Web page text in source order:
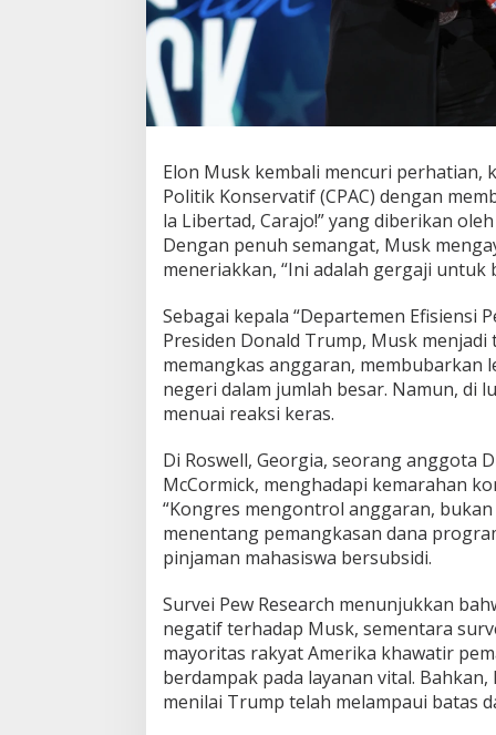
e
g
a
w
a
i
e
g
e
r
i
Elon Musk kembali mencuri perhatian,
Politik Konservatif (CPAC) dengan
la Libertad, Carajo!” yang diberikan
Dengan penuh semangat, Musk
meneriakkan, “Ini adalah gergaji untuk
Sebagai kepala “Departemen Efisiensi
Presiden Donald Trump, Musk
memangkas anggaran, membubarkan
negeri dalam jumlah besar. Namun, di
menuai reaksi keras.
Di Roswell, Georgia, seorang anggota
McCormick, menghadapi kemarahan
“Kongres mengontrol anggaran,
menentang pemangkasan dana
pinjaman mahasiswa bersubsidi.
Survei Pew Research menunjukkan
negatif terhadap Musk, sementara
mayoritas rakyat Amerika khawatir
berdampak pada layanan vital.
menilai Trump telah melampaui batas